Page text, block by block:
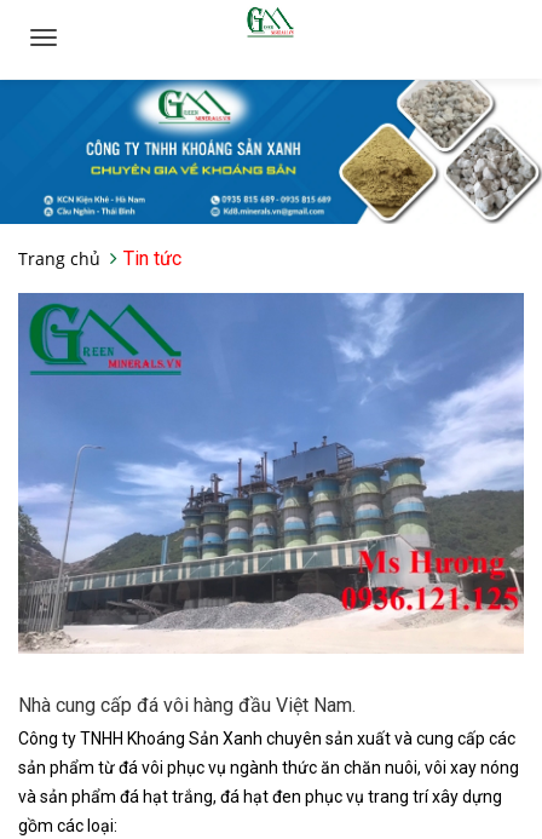
Toggle
Trang chủ Tin tức
Nhà cung cấp đá vôi hàng đầu Việt Nam.
Công ty TNHH Khoáng Sản Xanh chuyên sản xuất và cung cấp các
sản phẩm từ đá vôi phục vụ ngành thức ăn chăn nuôi, vôi xay nóng
và sản phẩm đá hạt trắng, đá hạt đen phục vụ trang trí xây dựng
gồm các loại: